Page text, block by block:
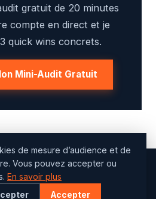
gratuit de 20 minutes
compte en direct et je
quick wins concrets.
Mini-Audit Gratuit
de mesure d’audience et de
Vous pouvez accepter ou
En savoir plus
Accepter